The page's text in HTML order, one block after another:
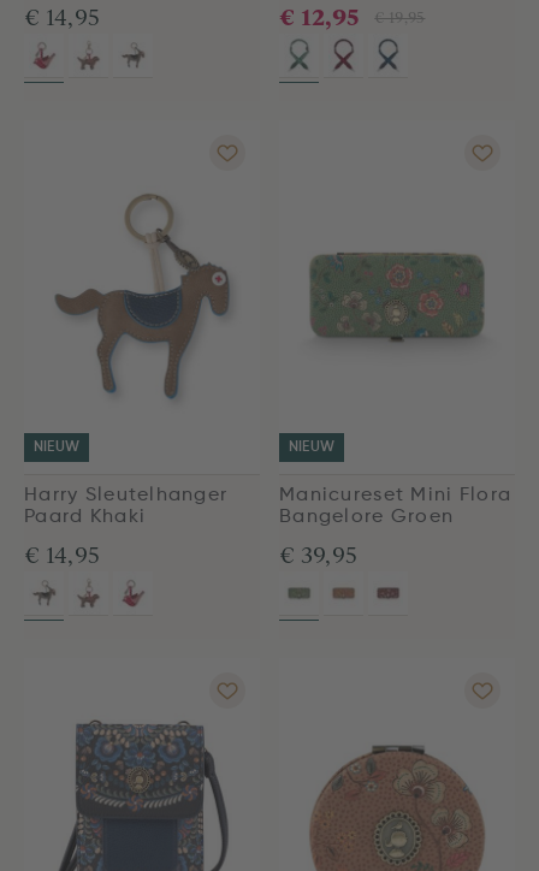
€ 14,95
€ 19,95
€ 12,95
NIEUW
Harry Sleutelhanger
Paard Khaki
€ 14,95
NIEUW
Manicureset Mini Flora
Bangelore Groen
€ 39,95